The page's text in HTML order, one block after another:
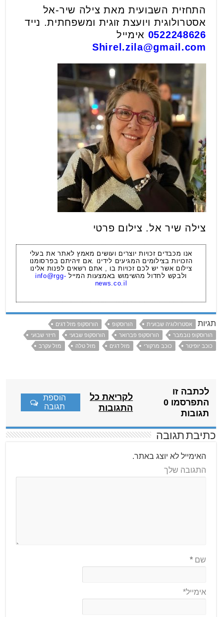
התחזית השבועית מאת צילה שיר-אל
אסטרולוגית ויועצת זוגית ומשפחתית. נייד
0522248626 אימייל
Shirel.zila@gmail.com
צילה שיר אל. צילום פרטי
אנו מכבדים זכויות יוצרים ועושים מאמץ לאתר את בעלי
הזכויות בצילומים המגיעים לידינו .אם זיהיתם בפרסומנו
צילום אשר יש לכם זכויות בו , אתם רשאים לפנות אלינו
ולבקש לחדול מהשימוש באמצעות המייל info@rgg-
news.co.il
תגיות אסטרולוגיה שבועית הורוסקופ
הורוסקופ מזל דגים
הורוסקופ נובמבר
הורוסקופ פברואר הורוסקופ שבועי
חיזוי שבועי
כוכב יופיטר
כוכב מרקורי מזל דגים מזל טלה מזל עקרב
לכתבה זו
התפרסמו 0
תגובות
לקריאת כל
התגובות
הוספת
תגובה
כתיבת תגובה
האימייל לא יוצג באתר.
התגובה שלך
שם*
אימייל*